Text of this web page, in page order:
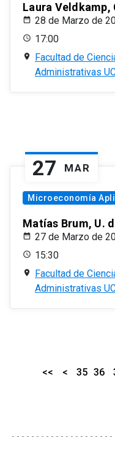
Laura Veldkamp,
28 de Marzo de
17:00
Facultad de
Administrativas
27 MAR
Microeconomía
Matías Brum, U.
27 de Marzo de
15:30
Facultad de
Administrativas
<< < 35 36